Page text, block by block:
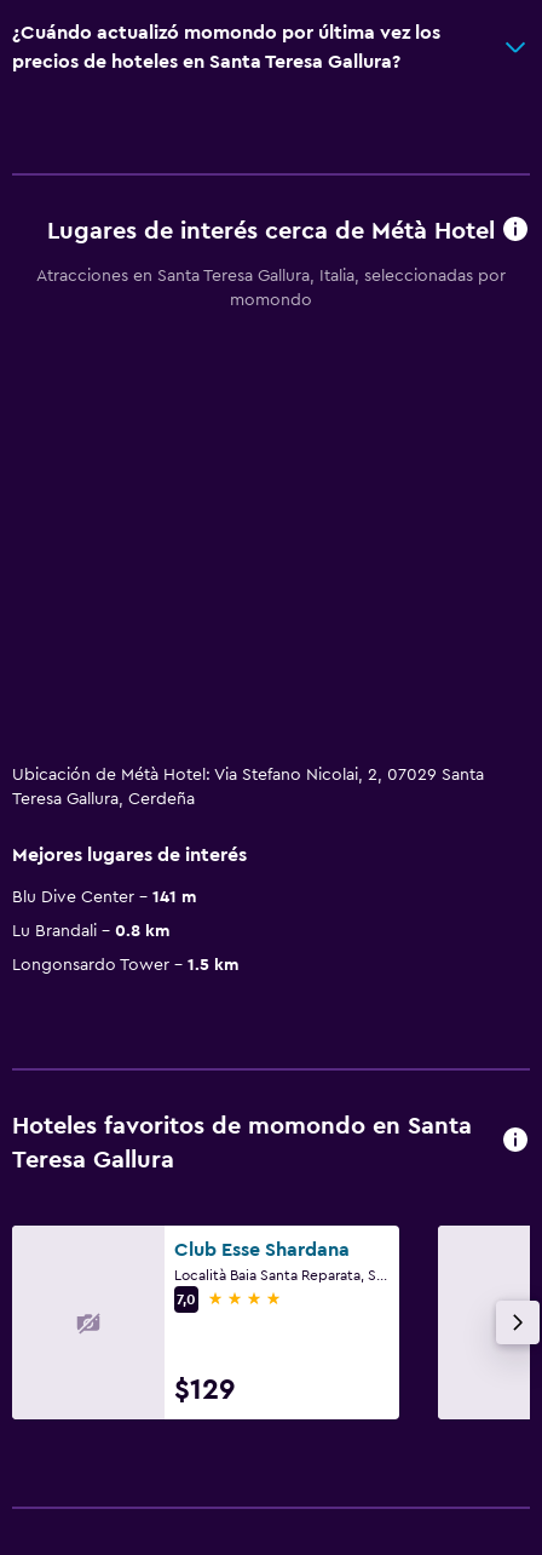
¿Cuándo actualizó momondo por última vez los
precios de hoteles en Santa Teresa Gallura?
Lugares de interés cerca de Métà Hotel
Atracciones en Santa Teresa Gallura, Italia, seleccionadas por
momondo
Ubicación de Métà Hotel: Via Stefano Nicolai, 2, 07029 Santa
Teresa Gallura, Cerdeña
Mejores lugares de interés
Blu Dive Center
141 m
Lu Brandali
0.8 km
Longonsardo Tower
1.5 km
Hoteles favoritos de momondo en Santa
Teresa Gallura
Club Esse Shardana
7,0
4 estrellas
$129